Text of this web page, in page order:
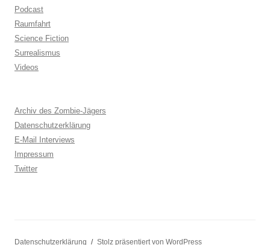
Podcast
Raumfahrt
Science Fiction
Surrealismus
Videos
Archiv des Zombie-Jägers
Datenschutzerklärung
E-Mail Interviews
Impressum
Twitter
Datenschutzerklärung Stolz präsentiert von WordPress